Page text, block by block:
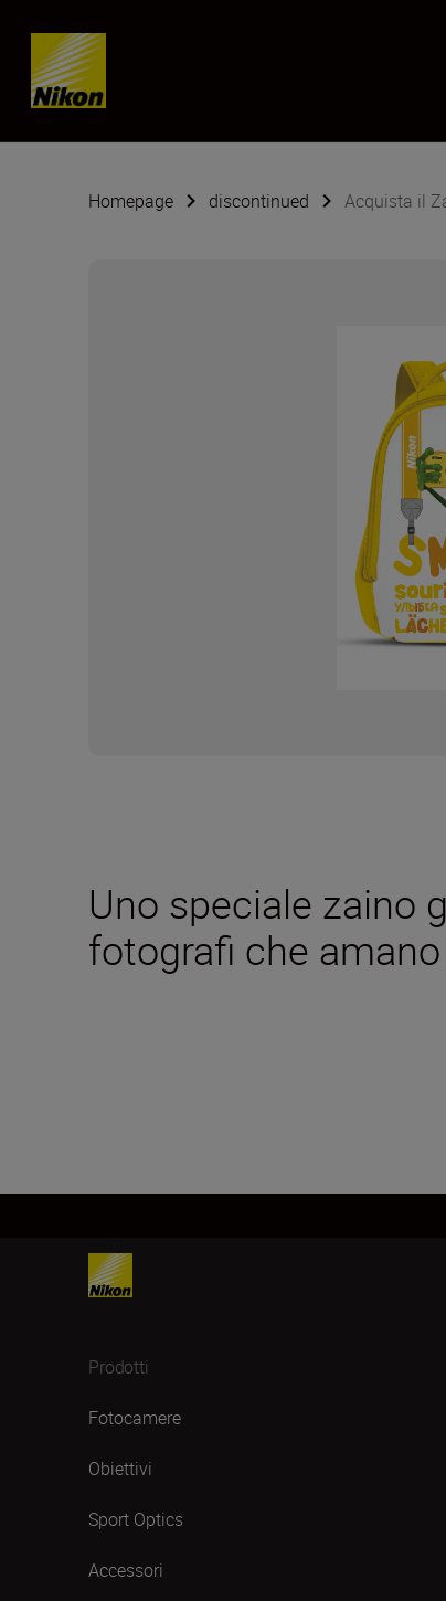
Skip content
Homepage discontinued Acquista il
Uno speciale zaino
fotografi che
Prodotti
Fotocamere
Obiettivi
Sport Optics
Accessori